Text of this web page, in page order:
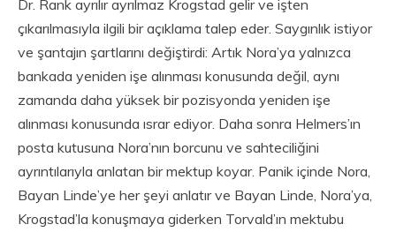
Dr. Rank ayrılır ayrılmaz Krogstad gelir ve işten
çıkarılmasıyla ilgili bir açıklama talep eder. Saygınlık istiyor
ve şantajın şartlarını değiştirdi: Artık Nora’ya yalnızca
bankada yeniden işe alınması konusunda değil, aynı
zamanda daha yüksek bir pozisyonda yeniden işe
alınması konusunda ısrar ediyor. Daha sonra Helmers’ın
posta kutusuna Nora’nın borcunu ve sahteciliğini
ayrıntılarıyla anlatan bir mektup koyar. Panik içinde Nora,
Bayan Linde’ye her şeyi anlatır ve Bayan Linde, Nora’ya,
Krogstad’la konuşmaya giderken Torvald’ın mektubu